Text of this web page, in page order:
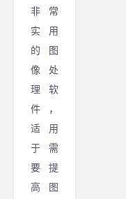
非常
实用
的图
像处
理软
件，
适用
于需
要提
高图